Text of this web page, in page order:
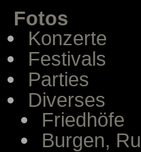
Fotos
Konzerte
Festivals
Parties
Diverses
Friedhöfe
Burgen,